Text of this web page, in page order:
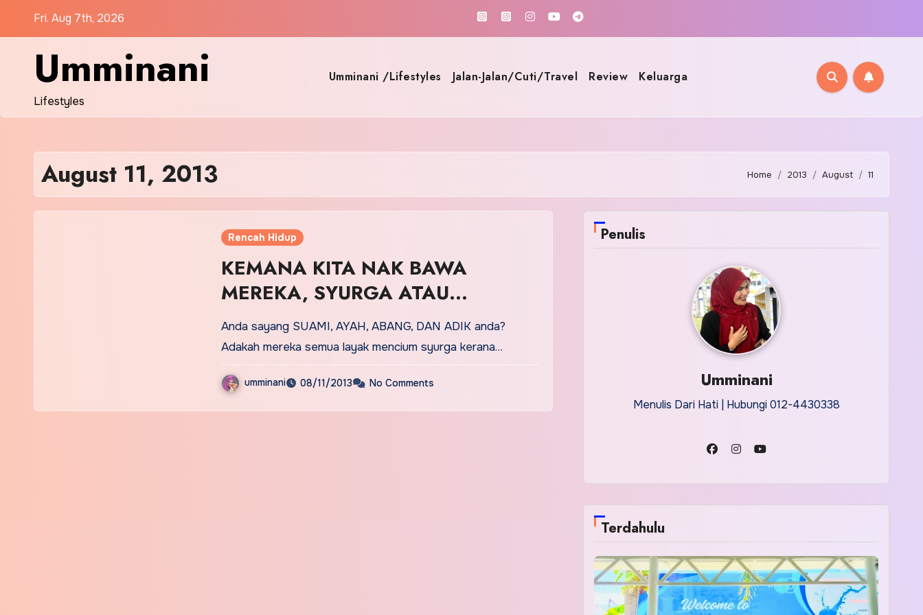
Fri. Aug 7th, 2026
Umminani
Lifestyles
Umminani /Lifestyles Jalan-Jalan/Cuti/Travel Review Keluarga
August 11, 2013 Home 2013 August 11
Rencah Hidup
KEMANA KITA NAK BAWA
MEREKA, SYURGA ATAU
NERAKA??
Anda sayang SUAMI, AYAH, ABANG, DAN ADIK anda?
Adakah mereka semua layak mencium syurga kerana…
umminani 08/11/2013 No Comments
Penulis
Umminani
Menulis Dari Hati | Hubungi 012-4430338
Terdahulu